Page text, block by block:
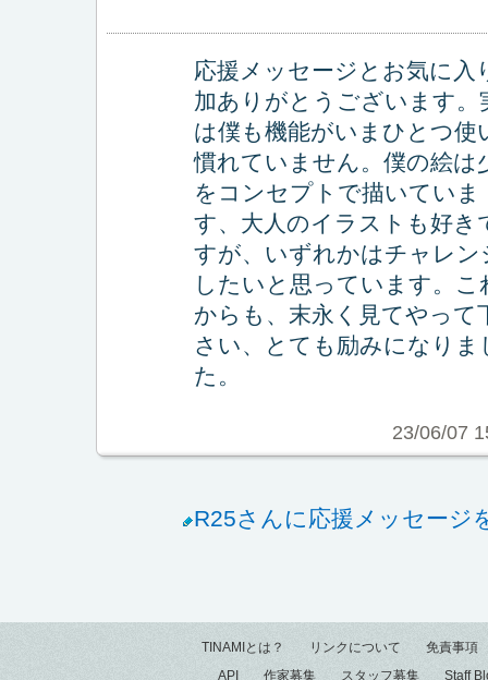
応援メッセージとお気に入
加ありがとうございます。
は僕も機能がいまひとつ使
慣れていません。僕の絵は
をコンセプトで描いていま
す、大人のイラストも好き
すが、いずれかはチャレン
したいと思っています。こ
からも、末永く見てやって
さい、とても励みになりま
た。
23/06/07
R25さんに応援メッセージ
TINAMIとは？ リンクについて
免責事項
API
作家募集 スタッフ募集 Staff